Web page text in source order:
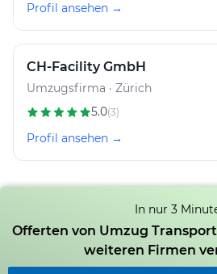
Profil ansehen →
CH-Facility GmbH
Umzugsfirma · Zürich
5.0(3)
Profil ansehen →
In nur 3
Offerten von Umzug
weiteren Firmen